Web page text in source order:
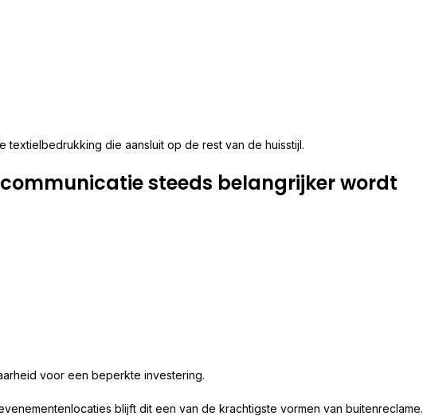
die aansluit op de rest van de huisstijl.
steeds belangrijker wordt
voor een beperkte investering.
blijft dit een van de krachtigste vormen van buitenreclame.